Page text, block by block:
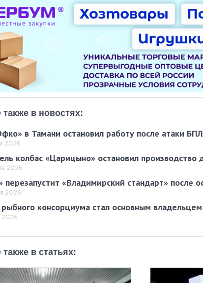
также в новостях:
в Тамани остановил работу после атаки
2026
колбас «Царицыно» остановил производство
2026
перезапустит «Владимирский стандарт» после
2026
консорциума стал основным
2026
также в статьях: